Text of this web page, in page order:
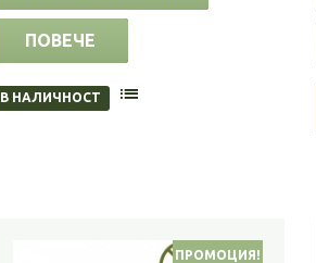
ПОВЕЧЕ
В НАЛИЧНОСТ
ПРОМОЦИЯ!